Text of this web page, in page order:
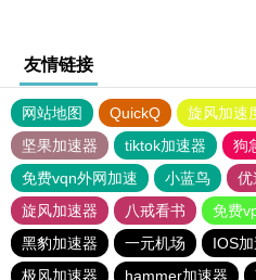
友情链接
网站地图 QuickQ 旋风加速
坚果加速器
tiktok加速器
狗
免费vqn外网加速
小蓝鸟 优
旋风加速器
八戒看书
免费
黑豹加速器
一元机场 IOS
极风加速器
hammer加速器